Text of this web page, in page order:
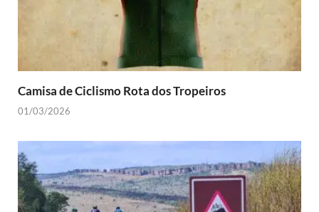
Camisa de Ciclismo Rota dos Tropeiros
01/03/2026